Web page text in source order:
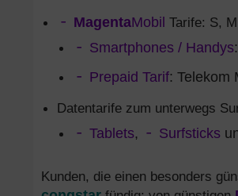
MagentaMobil Tarife: S,
Smartphones / Handys
Prepaid Tarif: Telekom
Datentarife zum unterwegs
Tablets, Surfsticks
Kunden, die einen besonders